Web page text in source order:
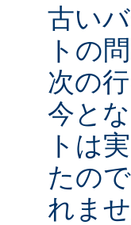
古い
トの
次の
今と
トは
たの
れませ